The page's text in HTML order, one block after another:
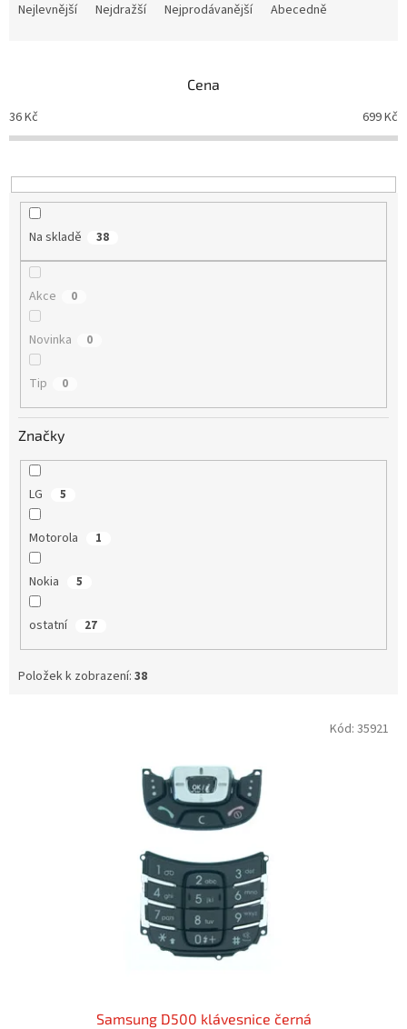
p
u
Nejlevnější Nejdražší Nejprodávanější Abecedně
Cena
36Kč 699Kč
Na skladě 38
Akce 0
Novinka 0
Tip 0
Značky
LG 5
Motorola 1
Nokia 5
ostatní 27
Položek k zobrazení: 38
Samsung D500 klávesnice černá
Kód: 35921